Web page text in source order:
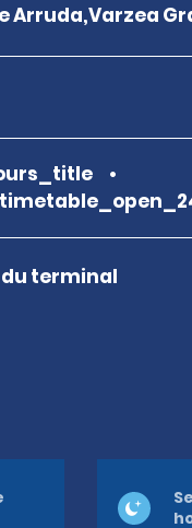
Arruda,Varzea
terminal